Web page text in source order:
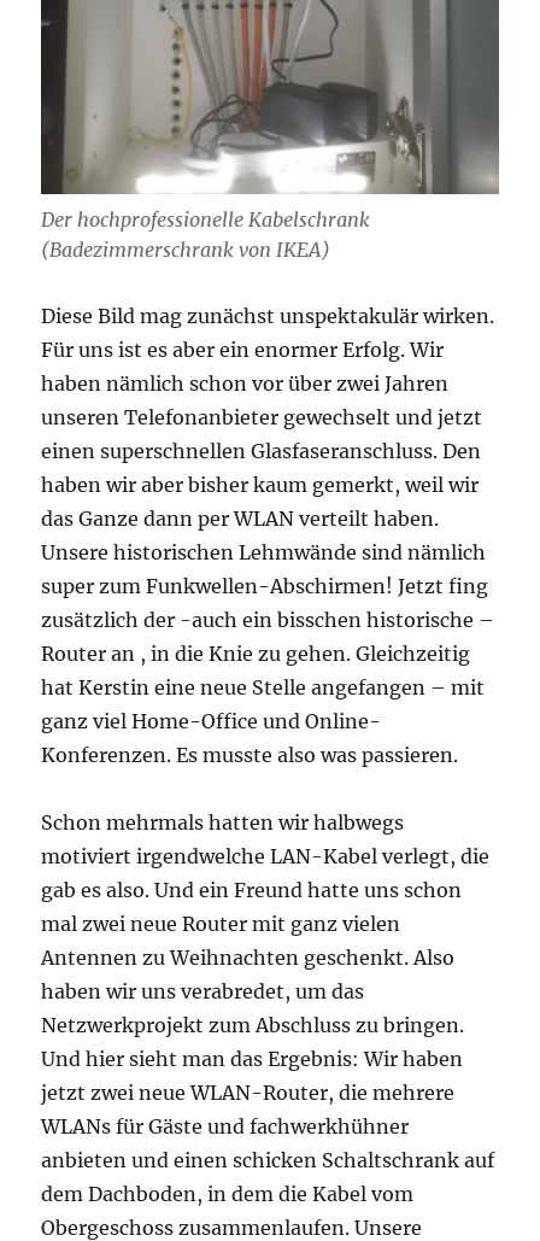
Der hochprofessionelle Kabelschrank
(Badezimmerschrank von IKEA)
Diese Bild mag zunächst unspektakulär wirken.
Für uns ist es aber ein enormer Erfolg. Wir
haben nämlich schon vor über zwei Jahren
unseren Telefonanbieter gewechselt und jetzt
einen superschnellen Glasfaseranschluss. Den
haben wir aber bisher kaum gemerkt, weil wir
das Ganze dann per WLAN verteilt haben.
Unsere historischen Lehmwände sind nämlich
super zum Funkwellen-Abschirmen! Jetzt fing
zusätzlich der -auch ein bisschen historische –
Router an , in die Knie zu gehen. Gleichzeitig
hat Kerstin eine neue Stelle angefangen – mit
ganz viel Home-Office und Online-
Konferenzen. Es musste also was passieren.
Schon mehrmals hatten wir halbwegs
motiviert irgendwelche LAN-Kabel verlegt, die
gab es also. Und ein Freund hatte uns schon
mal zwei neue Router mit ganz vielen
Antennen zu Weihnachten geschenkt. Also
haben wir uns verabredet, um das
Netzwerkprojekt zum Abschluss zu bringen.
Und hier sieht man das Ergebnis: Wir haben
jetzt zwei neue WLAN-Router, die mehrere
WLANs für Gäste und fachwerkhühner
anbieten und einen schicken Schaltschrank auf
dem Dachboden, in dem die Kabel vom
Obergeschoss zusammenlaufen. Unsere